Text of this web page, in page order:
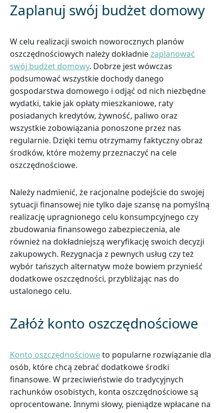
Zaplanuj swój budżet domowy
W celu realizacji swoich noworocznych planów
oszczędnościowych należy dokładniezaplanować
swój budżet domowy. Dobrze jest wówczas
podsumować wszystkie dochody danego
gospodarstwa domowego i odjąć od nich niezbędne
wydatki, takie jak opłaty mieszkaniowe, raty
posiadanych kredytów, żywność, paliwo oraz
wszystkie zobowiązania ponoszone przez nas
regularnie. Dzięki temu otrzymamy faktyczny obraz
środków, które możemy przeznaczyć na cele
oszczędnościowe.
Należy nadmienić, że racjonalne podejście do swojej
sytuacji finansowej nie tylko daje szansę na pomyślną
realizację upragnionego celu konsumpcyjnego czy
zbudowania finansowego zabezpieczenia, ale
również na dokładniejszą weryfikację swoich decyzji
zakupowych. Rezygnacja z pewnych usług czy też
wybór tańszych alternatyw może bowiem przynieść
dodatkowe oszczędności, przybliżając nas do
ustalonego celu.
Załóż konto oszczędnościowe
Konto oszczędnościoweto popularne rozwiązanie dla
osób, które chcą zebrać dodatkowe środki
finansowe. W przeciwieństwie do tradycyjnych
rachunków osobistych, konta oszczędnościowe są
oprocentowane. Innymi słowy, pieniądze wpłacane na